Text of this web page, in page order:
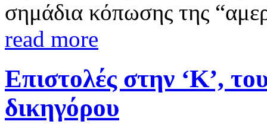
σημάδια κόπωσης της
read more
Επιστολές στην ‘Κ’,
δικηγόρου